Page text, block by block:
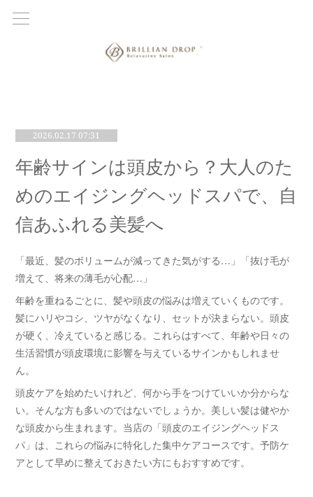
2026.02.17 07:31
年齢サインは頭皮から？大人のた
めのエイジングヘッドスパで、自
信あふれる美髪へ
「最近、髪のボリュームが減ってきた気がする…」「抜け毛が
増えて、将来の薄毛が心配…」
年齢を重ねるごとに、髪や頭皮の悩みは増えていくものです。
髪にハリやコシ、ツヤがなくなり、セットが決まらない。頭皮
が硬く、冷えていると感じる。これらはすべて、年齢や日々の
生活習慣が頭皮環境に影響を与えているサインかもしれませ
ん。
頭皮ケアを始めたいけれど、何から手をつけていいか分からな
い。そんな方も多いのではないでしょうか。美しい髪は健やか
な頭皮から生まれます。当店の「頭皮のエイジングヘッドス
パ」は、これらの悩みに特化した集中ケアコースです。予防ケ
アとして早めに整えておきたい方にもおすすめです。